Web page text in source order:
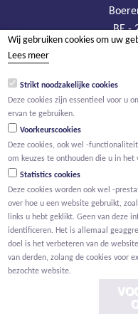
BE -
tel
BTW
Wij gebruiken cookies om uw
Lees meer
Strikt noodzakelijke cookies
Deze cookies zijn essentieel voor u
ervan te gebruiken.
Voorkeurscookies
Deze cookies, ook wel -
om keuzes te onthouden die u in het
Statistics cookies
Deze cookies worden ook wel -
over hoe u een website gebruikt,
links u hebt geklikt. Geen van deze
identificeren. Het is allemaal
doel is het verbeteren van de
van derden, zolang de cookies voor
bezochte website.